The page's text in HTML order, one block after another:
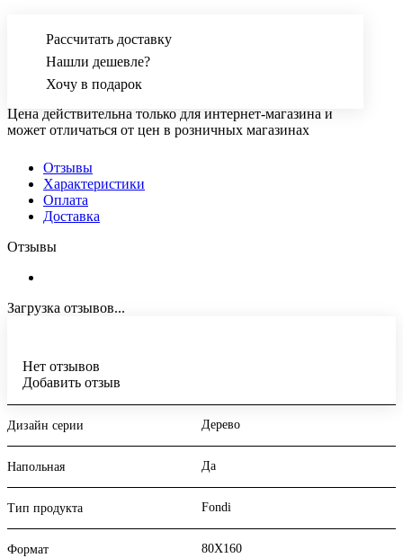
Рассчитать доставку
Нашли дешевле?
Хочу в подарок
Цена действительна только для интернет-магазина и
может отличаться от цен в розничных магазинах
Отзывы
Характеристики
Оплата
Доставка
Отзывы
Загрузка отзывов...
Нет отзывов
Добавить отзыв
Дизайн серии Дерево
Напольная Да
Тип продукта Fondi
Формат 80X160